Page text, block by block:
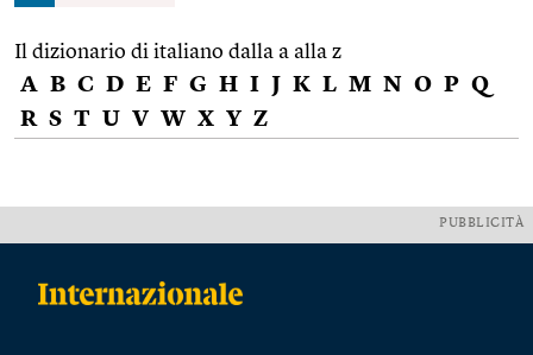
Il dizionario di italiano dalla a alla z
A B C D E F G H I J K L M N O P Q
R S T U V W X Y Z
PUBBLICITÀ